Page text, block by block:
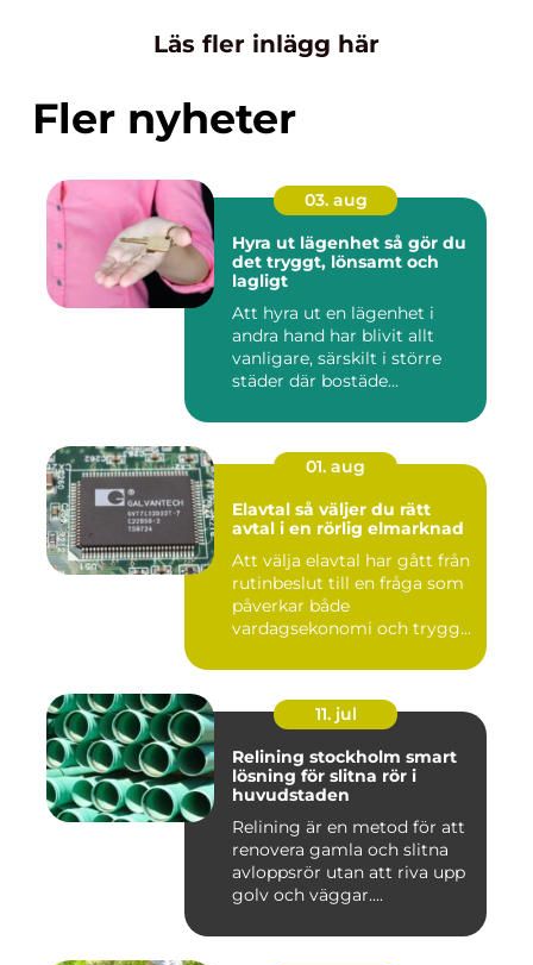
Läs fler inlägg här
Fler nyheter
03. aug
Hyra ut lägenhet så gör du
det tryggt, lönsamt och
lagligt
Att hyra ut en lägenhet i
andra hand har blivit allt
vanligare, särskilt i större
städer där bostäde...
01. aug
Elavtal så väljer du rätt
avtal i en rörlig elmarknad
Att välja elavtal har gått från
rutinbeslut till en fråga som
påverkar både
vardagsekonomi och trygg...
11. jul
Relining stockholm smart
lösning för slitna rör i
huvudstaden
Relining är en metod för att
renovera gamla och slitna
avloppsrör utan att riva upp
golv och väggar....